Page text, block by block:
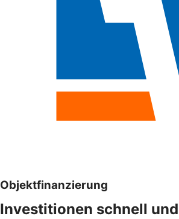
Objektfinanzierung
Investitionen schnell